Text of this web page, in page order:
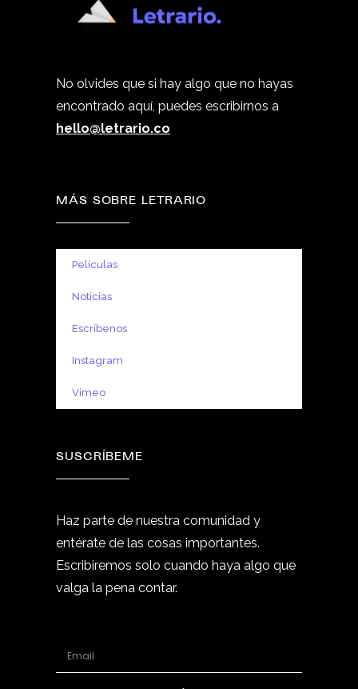
No olvides que si hay algo que no hayas
encontrado aquí, puedes escribirnos a
hello@letrario.co
MÁS SOBRE LETRARIO
Películas
Noticias
Escríbenos
Instagram
Vimeo
SUSCRÍBEME
Haz parte de nuestra comunidad y
entérate de las cosas importantes.
Escribiremos solo cuando haya algo que
valga la pena contar.